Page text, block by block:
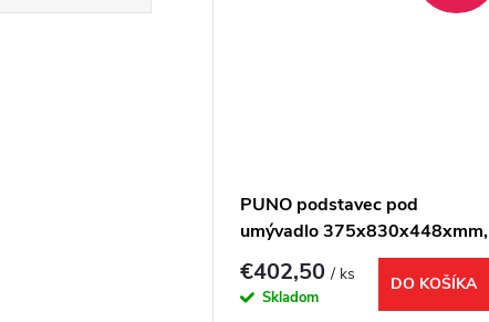
PUNO podstavec pod
umývadlo 375x830x448xmm,
zlato mat
€402,50/ ks
Skladom
DO KOŠÍKA